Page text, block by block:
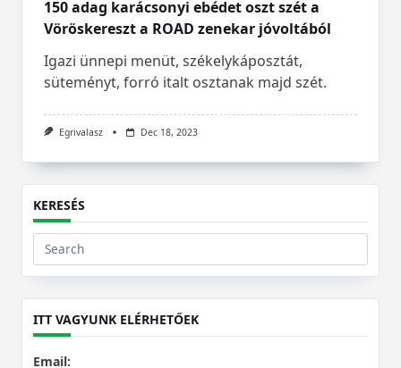
150 adag karácsonyi ebédet oszt szét a
Vöröskereszt a ROAD zenekar jóvoltából
Igazi ünnepi menüt, székelykáposztát,
süteményt, forró italt osztanak majd szét.
Egrivalasz Dec 18, 2023
KERESÉS
Search
for:
ITT VAGYUNK ELÉRHETŐEK
Email: